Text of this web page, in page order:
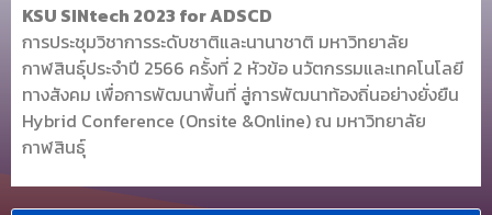
KSU SINtech 2023 for ADSCD
การประชุมวิชาการระดับชาติและนานาชาติ มหาวิทยาลัย
กาฬสินธุ์ประจำปี 2566 ครั้งที่ 2 หัวข้อ นวัตกรรมและเทคโนโลยี
ทางสังคม เพื่อการพัฒนาพื้นที่ สู่การพัฒนาท้องถิ่นอย่างยั่งยืน
Hybrid Conference (Onsite &Online) ณ มหาวิทยาลัย
กาฬสินธุ์